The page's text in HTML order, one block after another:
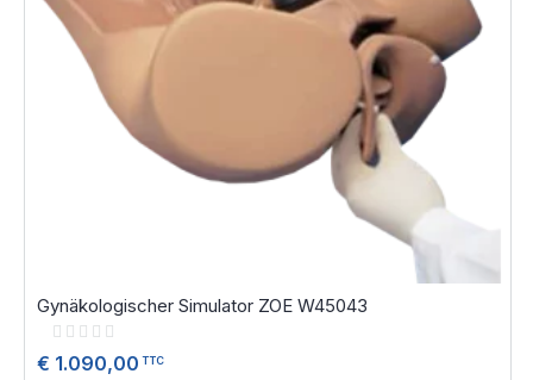
Gynäkologischer Simulator ZOE W45043
Rating:
€ 1.090,00 TTC